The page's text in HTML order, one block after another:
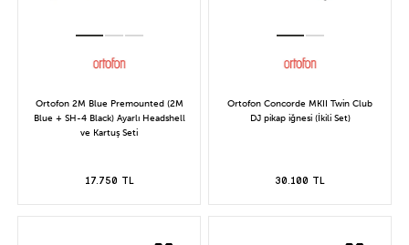
Ortofon 2M Blue Premounted (2M
Blue + SH-4 Black) Ayarlı Headshell
ve Kartuş Seti
17.750 TL
Ortofon Concorde MKII Twin Club
DJ pikap iğnesi (İkili Set)
30.100 TL